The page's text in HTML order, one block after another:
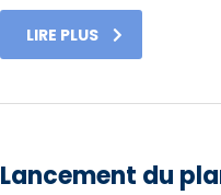
LIRE PLUS
Lancement du